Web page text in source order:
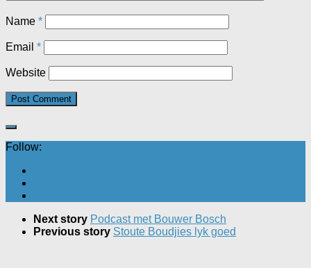
Name *
Email *
Website
Follow:
Next story Podcast met Bouwer Bosch
Previous story Stoute Boudjies lyk goed